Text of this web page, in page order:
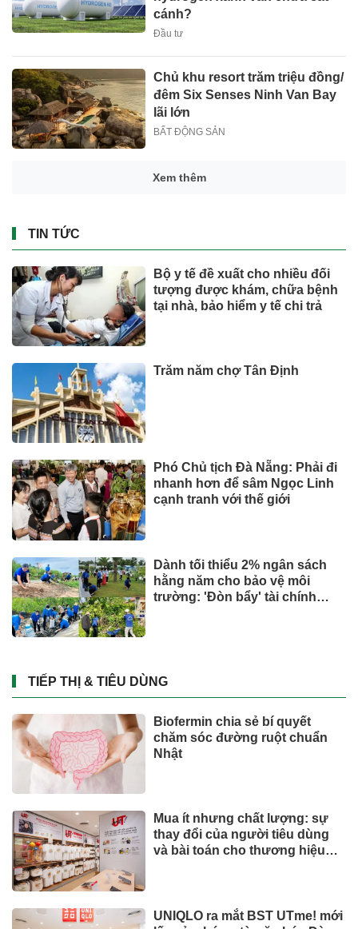
cánh?
Đầu tư
Chủ khu resort trăm triệu đồng/
đêm Six Senses Ninh Van Bay
lãi lớn
BẤT ĐỘNG SẢN
Hơn 19.000 lượt người dâng
SỨC KHOẺ - ĐỜI SỐNG
Giá vàng hôm nay (3/8): Diễn
biến bất thường
Từ thung lũng gió
SỨC KHOẺ - ĐỜI SỐNG
Quốc tế
UOBAM Việt Nam chính thức
chào bán Chứng chỉ Quỹ đầu
tư United Dòng Tiền Linh Hoạt
Giải thưởng Kiến trúc Thép
Quốc tế